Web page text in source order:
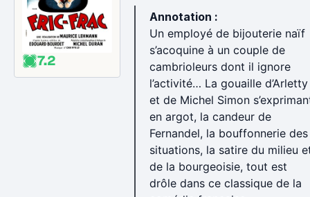
7.2
Annotation :
Un employé de bijouterie naïf
s’acoquine à un couple de
cambrioleurs dont il ignore
l’activité… La gouaille d’Arletty
et de Michel Simon
en argot, la candeur de
Fernandel, la bouffonnerie des
situations, la satire du milieu
de la bourgeoisie, tout est
drôle dans ce classique de la